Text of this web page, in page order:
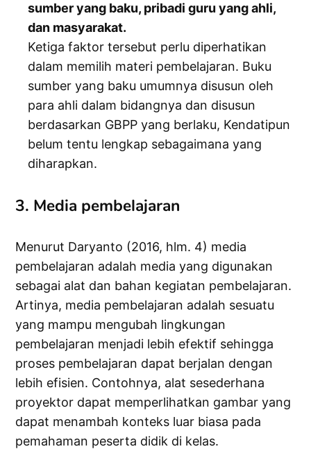
sumber yang baku, pribadi guru yang ahli,
dan masyarakat.
Ketiga faktor tersebut perlu diperhatikan
dalam memilih materi pembelajaran. Buku
sumber yang baku umumnya disusun oleh
para ahli dalam bidangnya dan disusun
berdasarkan GBPP yang berlaku, Kendatipun
belum tentu lengkap sebagaimana yang
diharapkan.
3. Media pembelajaran
Menurut Daryanto (2016, hlm. 4) media
pembelajaran adalah media yang digunakan
sebagai alat dan bahan kegiatan pembelajaran.
Artinya, media pembelajaran adalah sesuatu
yang mampu mengubah lingkungan
pembelajaran menjadi lebih efektif sehingga
proses pembelajaran dapat berjalan dengan
lebih efisien. Contohnya, alat sesederhana
proyektor dapat memperlihatkan gambar yang
dapat menambah konteks luar biasa pada
pemahaman peserta didik di kelas.